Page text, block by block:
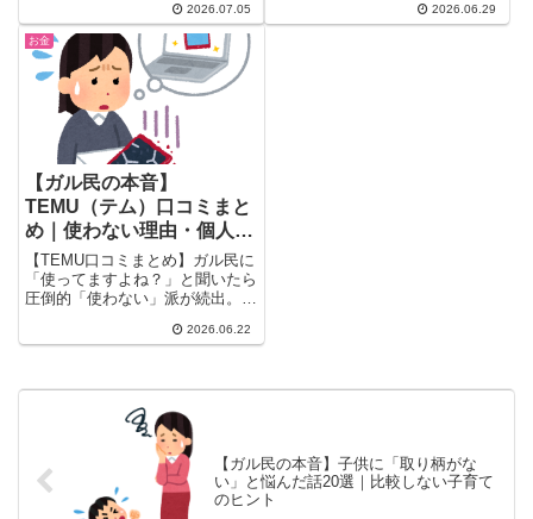
てとマンションどっちがいいかの
比較まで、検索しても出てこない
本音の生の声を一気にチェックで
きます。
2026.07.05
員、女性の年金いくら？ガル民
2026.06.29
お金
【ガル民の本音】
TEMU（テム）口コミまと
め｜使わない理由・個人情
報リスク・品質問題20選
【TEMU口コミまとめ】ガル民に
「使ってますよね？」と聞いたら
圧倒的「使わない」派が続出。個
ザイン盗用の実態と、少数派の
気になる方は必読。
2026.06.22
【ガル民の本音】子供に「取り柄がな
い」と悩んだ話20選｜比較しない子育て
のヒント